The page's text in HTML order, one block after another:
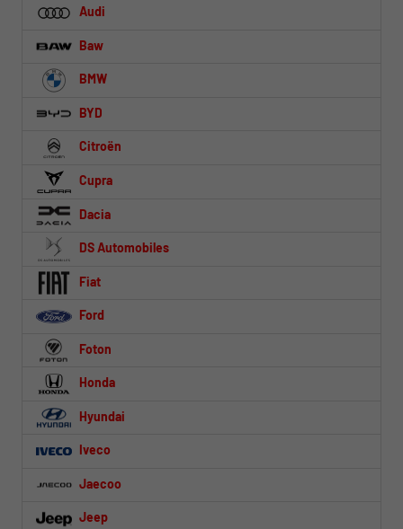
Audi
Baw
BMW
BYD
Citroën
Cupra
Dacia
DS Automobiles
Fiat
Ford
Foton
Honda
Hyundai
Iveco
Jaecoo
Jeep